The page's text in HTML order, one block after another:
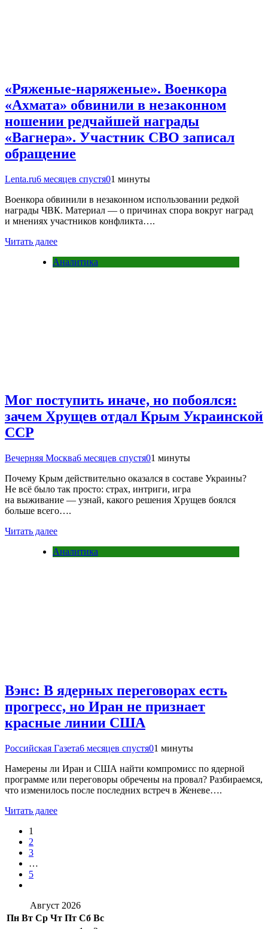
«Ряженые-наряженые». Военкора
«Ахмата» обвинили в незаконном
ношении редчайшей награды
«Вагнера». Участник СВО записал
обращение
Lenta.ru6 месяцев спустя01 минуты
Военкора обвинили в незаконном использовании редкой
награды ЧВК. Материал — о причинах спора вокруг наград
и мнениях участников конфликта….
Читать далее
Аналитика
Мог поступить иначе, но побоялся:
зачем Хрущев отдал Крым Украинской
ССР
Вечерняя Москва6 месяцев спустя01 минуты
Почему Крым действительно оказался в составе Украины?
Не всё было так просто: страх, интриги, игра
на выживание — узнай, какого решения Хрущев боялся
больше всего….
Читать далее
Аналитика
Вэнс: В ядерных переговорах есть
прогресс, но Иран не признает
красные линии США
Российская Газета6 месяцев спустя01 минуты
Намерены ли Иран и США найти компромисс по ядерной
программе или переговоры обречены на провал? Разбираемся,
что изменилось после последних встреч в Женеве….
Читать далее
1
2
3
…
5
Август 2026
Пн Вт Ср Чт Пт Сб Вс